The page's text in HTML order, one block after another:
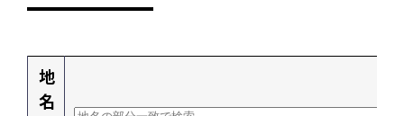
地
名